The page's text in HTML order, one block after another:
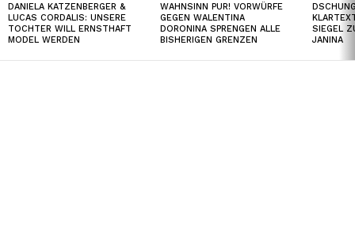
DANIELA KATZENBERGER &
LUCAS CORDALIS: UNSERE
TOCHTER WILL ERNSTHAFT
MODEL WERDEN
WAHNSINN PUR! VORWÜRFE
GEGEN WALENTINA
DORONINA SPRENGEN ALLE
BISHERIGEN GRENZEN
SIEGEL
JANINA